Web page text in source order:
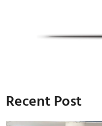
Recent Post